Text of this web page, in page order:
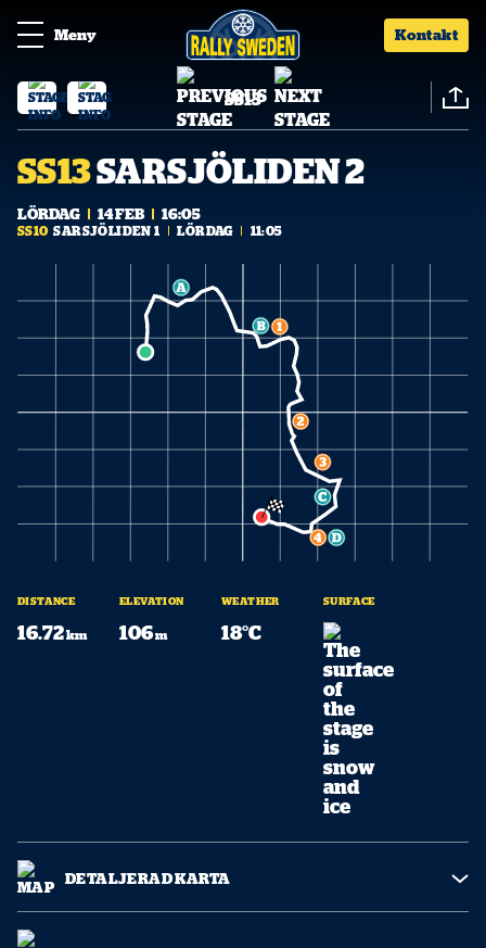
Kontakt
Meny
SS13
SS13SARSJÖLIDEN 2
LÖRDAG 14 FEB 16:05
SS10 SARSJÖLIDEN 1 LÖRDAG 11:05
DISTANCE
16.72km
ELEVATION
106m
WEATHER
18°C
SURFACE
DETALJERAD KARTA